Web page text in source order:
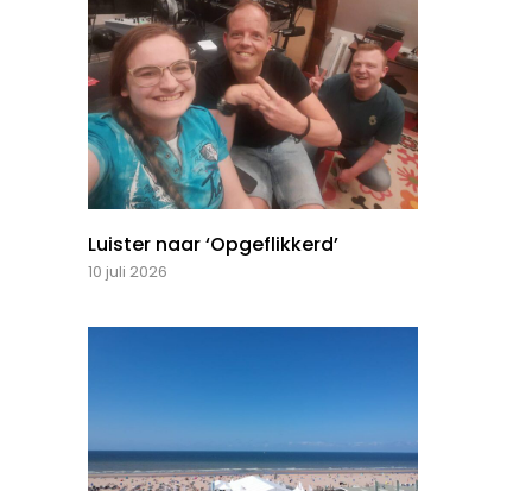
Luister naar ‘Opgeflikkerd’
10 juli 2026